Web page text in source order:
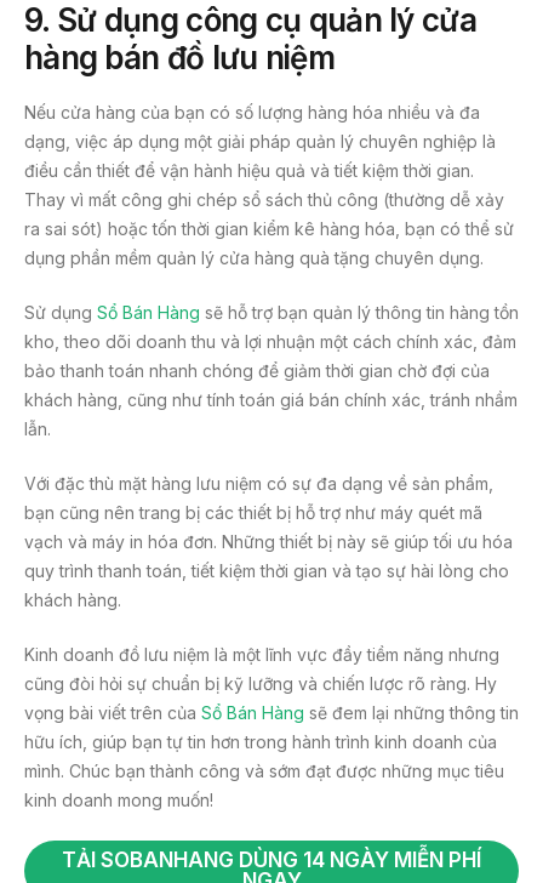
9. Sử dụng công cụ quản lý cửa
hàng bán đồ lưu niệm
Nếu cửa hàng của bạn có số lượng hàng hóa nhiều và đa
dạng, việc áp dụng một giải pháp quản lý chuyên nghiệp là
điều cần thiết để vận hành hiệu quả và tiết kiệm thời gian.
Thay vì mất công ghi chép sổ sách thủ công (thường dễ xảy
ra sai sót) hoặc tốn thời gian kiểm kê hàng hóa, bạn có thể sử
dụng phần mềm quản lý cửa hàng quà tặng chuyên dụng.
Sử dụng Sổ Bán Hàng sẽ hỗ trợ bạn quản lý thông tin hàng tồn
kho, theo dõi doanh thu và lợi nhuận một cách chính xác, đảm
bảo thanh toán nhanh chóng để giảm thời gian chờ đợi của
khách hàng, cũng như tính toán giá bán chính xác, tránh nhầm
lẫn.
Với đặc thù mặt hàng lưu niệm có sự đa dạng về sản phẩm,
bạn cũng nên trang bị các thiết bị hỗ trợ như máy quét mã
vạch và máy in hóa đơn. Những thiết bị này sẽ giúp tối ưu hóa
quy trình thanh toán, tiết kiệm thời gian và tạo sự hài lòng cho
khách hàng.
Kinh doanh đồ lưu niệm là một lĩnh vực đầy tiềm năng nhưng
cũng đòi hỏi sự chuẩn bị kỹ lưỡng và chiến lược rõ ràng. Hy
vọng bài viết trên của Sổ Bán Hàng sẽ đem lại những thông tin
hữu ích, giúp bạn tự tin hơn trong hành trình kinh doanh của
mình. Chúc bạn thành công và sớm đạt được những mục tiêu
kinh doanh mong muốn!
TẢI SOBANHANG DÙNG 14 NGÀY MIỄN PHÍ